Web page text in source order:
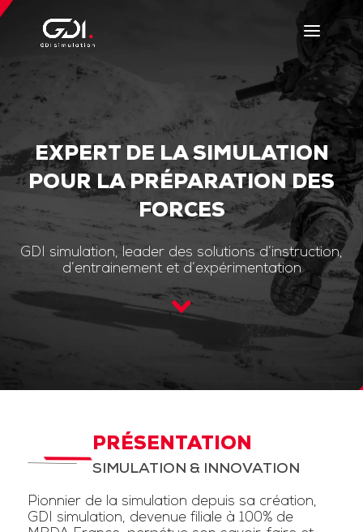
EXPERT DE LA SIMULATION
POUR LA PRÉPARATION DES
FORCES
GDI simulation, leader des solutions d’instruction,
d’entrainement et d’expérimentation
PRÉSENTATION
SIMULATION & INNOVATION
Pionnier de la simulation depuis sa création,
GDI simulation, devenue filiale à 100% de